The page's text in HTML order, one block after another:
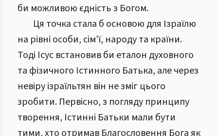
би можливою єдність з Богом.
Ця точка стала б основою для Ізраїлю
на рівні особи, сім’ї, народу та країни.
Тоді Ісус встановив би еталон духовного
та фізичного Істинного Батька, але через
невіру ізраїльтян він не зміг цього
зробити. Первісно, з погляду принципу
творення, Істинні Батьки мали бути
тими, хто отримав Благословення Бога як